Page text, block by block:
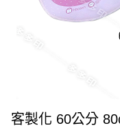
客製化 60公分